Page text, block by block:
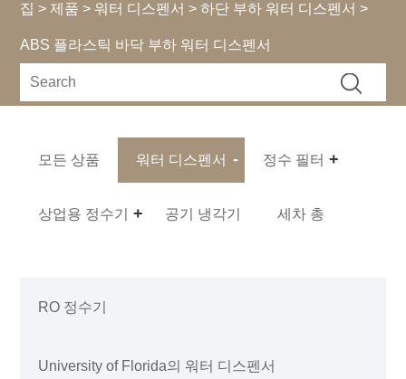
집 > 제품 > 워터 디스펜서 >하단 부하 워터 디스펜서 >
ABS 플라스틱 바닥 부하 워터 디스펜서
모든 상품 워터 디스펜서 정수 필터
상업용 정수기 공기 냉각기 세차 총
RO 정수기
University of Florida의 워터 디스펜서